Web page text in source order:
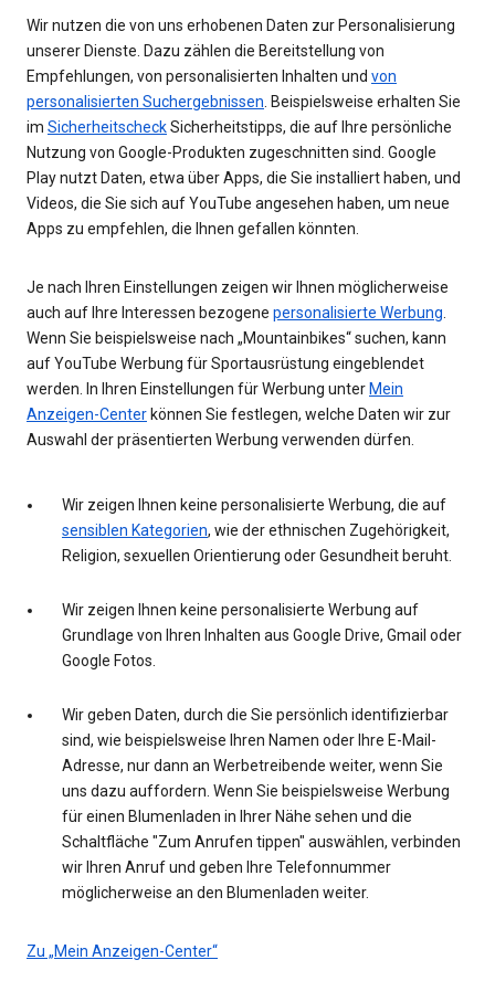
Wir nutzen die von uns erhobenen Daten zur Personalisierung
unserer Dienste. Dazu zählen die Bereitstellung von
Empfehlungen, von personalisierten Inhalten und von
personalisierten Suchergebnissen . Beispielsweise erhalten Sie
im SicherheitscheckSicherheitstipps, die auf Ihre persönliche
Nutzung von Google-Produkten zugeschnitten sind. Google
Play nutzt Daten, etwa über Apps, die Sie installiert haben, und
Videos, die Sie sich auf YouTube angesehen haben, um neue
Apps zu empfehlen, die Ihnen gefallen könnten.
Je nach Ihren Einstellungen zeigen wir Ihnen möglicherweise
auch auf Ihre Interessen bezogene personalisierte Werbung
Wenn Sie beispielsweise nach „Mountainbikes“ suchen, kann
auf YouTube Werbung für Sportausrüstung eingeblendet
werden. In Ihren Einstellungen für Werbung unter Mein
Anzeigen-Center können Sie festlegen, welche Daten wir zur
Auswahl der präsentierten Werbung verwenden dürfen.
Wir zeigen Ihnen keine personalisierte Werbung, die auf
sensiblen Kategorien, wie der ethnischen Zugehörigkeit,
Religion, sexuellen Orientierung oder Gesundheit beruht.
Wir zeigen Ihnen keine personalisierte Werbung auf
Grundlage von Ihren Inhalten aus Google Drive, Gmail oder
Google Fotos.
Wir geben Daten, durch die Sie persönlich identifizierbar
sind, wie beispielsweise Ihren Namen oder Ihre E-Mail-
Adresse, nur dann an Werbetreibende weiter, wenn Sie
uns dazu auffordern. Wenn Sie beispielsweise Werbung
für einen Blumenladen in Ihrer Nähe sehen und die
Schaltfläche "Zum Anrufen tippen" auswählen, verbinden
wir Ihren Anruf und geben Ihre Telefonnummer
möglicherweise an den Blumenladen weiter.
Zu „Mein Anzeigen-Center“